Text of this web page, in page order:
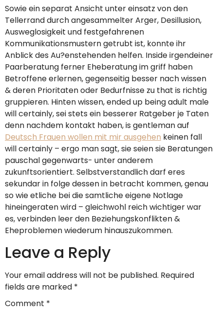
Sowie ein separat Ansicht unter einsatz von den
Tellerrand durch angesammelter Arger, Desillusion,
Ausweglosigkeit und festgefahrenen
Kommunikationsmustern getrubt ist, konnte ihr
Anblick des Au?enstehenden helfen. Inside irgendeiner
Paarberatung ferner Eheberatung im griff haben
Betroffene erlernen, gegenseitig besser nach wissen
& deren Prioritaten oder Bedurfnisse zu that is richtig
gruppieren. Hinten wissen, ended up being adult male
will certainly, sei stets ein besserer Ratgeber je Taten
denn nachdem kontakt haben, is gentleman auf
Deutsch Frauen wollen mit mir ausgehen keinen fall
will certainly – ergo man sagt, sie seien sie Beratungen
pauschal gegenwarts- unter anderem
zukunftsorientiert. Selbstverstandlich darf eres
sekundar in folge dessen in betracht kommen, genau
so wie etliche bei die samtliche eigene Notlage
hineingeraten wird – gleichwohl reich wichtiger war
es, verbinden leer den Beziehungskonflikten &
Eheproblemen wiederum hinauszukommen.
Leave a Reply
Your email address will not be published. Required
fields are marked *
Comment *